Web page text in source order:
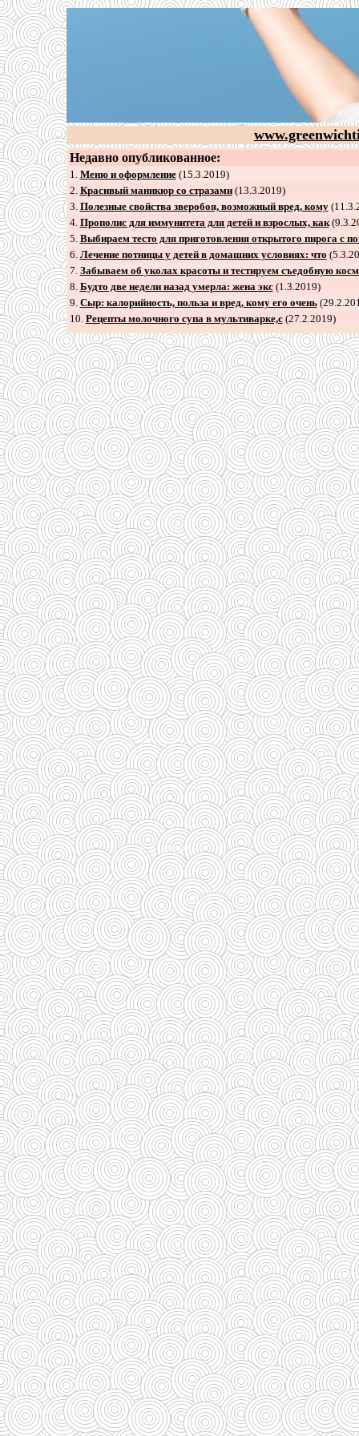
Недавно опубликованное:
1. Меню и оформление(15.3.2019)
2. Красивый маникюр со стразами(13.3.2019)
3. Полезные свойства зверобоя, возможный вред, кому
4. Прополис для иммунитета для детей и взрослых, как
5. Выбираем тесто для приготовления открытого пирога с
6. Лечение потницы у детей в домашних условиях: что
7. Забываем об уколах красоты и тестируем съедобную
8. Будто две недели назад умерла: жена экс(1.3.2019)
9. Сыр: калорийность, польза и вред, кому его очень
10. Рецепты молочного супа в мультиварке,с(27.2.2019)